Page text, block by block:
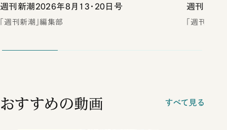
週刊新潮2026年8月13・20日号
「週刊新潮」編集部
週刊新潮
「週刊新潮
おすすめの動画 すべて見る